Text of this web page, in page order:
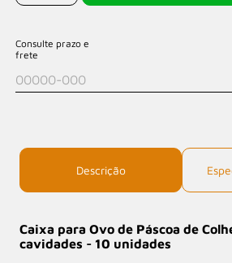
Consulte prazo e
frete
Descrição
Caixa para Ovo de Páscoa de
cavidades - 10 unidades